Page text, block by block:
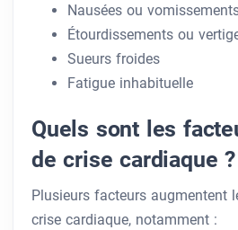
Nausées ou
Étourdissements ou
Sueurs froides
Fatigue inhabituelle
Quels sont les
de crise cardiaque ?
Plusieurs facteurs augmentent
crise cardiaque, notamment :